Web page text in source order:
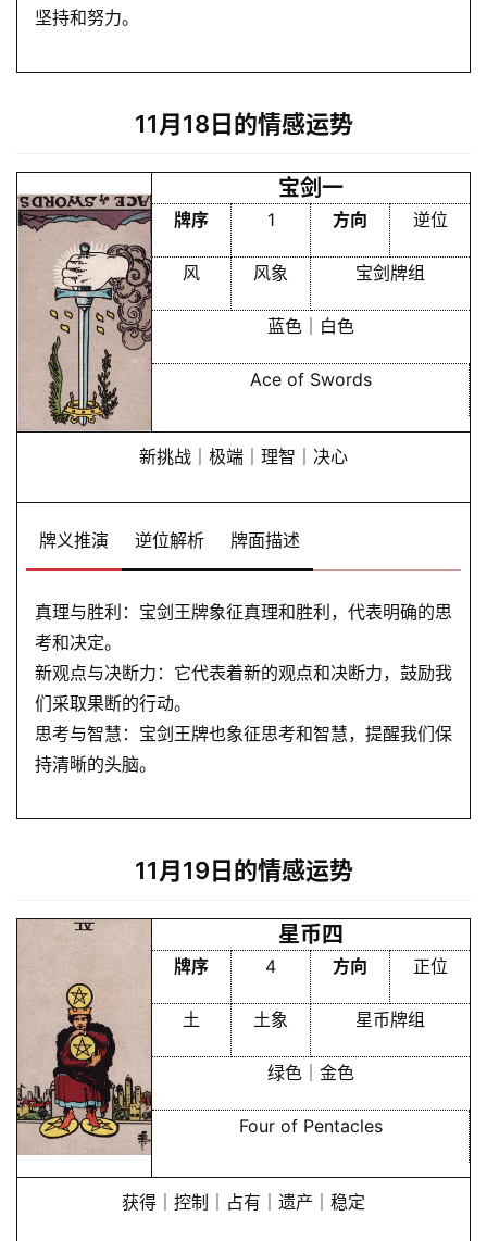
首
占
理
登录 注册
坚持和努力。
11月18日的情感运势
宝剑一
牌序 1 方向 逆位
风 风象 宝剑牌组
蓝色｜白色
Ace of Swords
新挑战｜极端｜理智｜决心
牌义推演 逆位解析 牌面描述
真理与胜利：宝剑王牌象征真理和胜利，代表明确的思
考和决定。
新观点与决断力：它代表着新的观点和决断力，鼓励我
们采取果断的行动。
思考与智慧：宝剑王牌也象征思考和智慧，提醒我们保
持清晰的头脑。
11月19日的情感运势
星币四
牌序 4 方向 正位
土 土象 星币牌组
绿色｜金色
Four of Pentacles
获得｜控制｜占有｜遗产｜稳定